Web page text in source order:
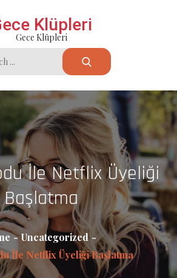
Klüpleri
Gece Klüpleri
İle Netflix Üyeliği
Başlatma
Uncategorized
İle Netflix Üyeliği Başlatma